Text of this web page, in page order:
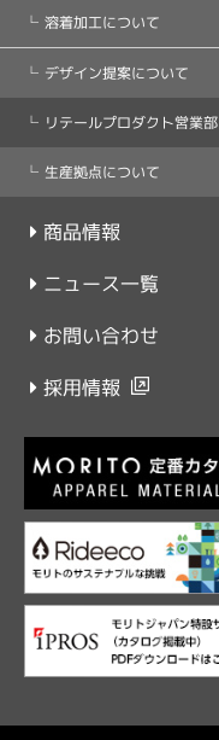
溶着加工について
デザイン提案について
リテールプロダクト営業部
生産拠点について
商品情報
ニュース一覧
お問い合わせ
採用情報